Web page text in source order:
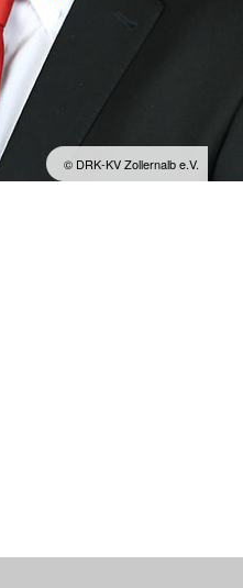
© DRK-KV Zollernalb e.V.